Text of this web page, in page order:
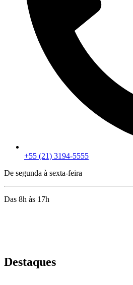
+55 (21) 3194-5555
De segunda à sexta-feira
Das 8h às 17h
Destaques